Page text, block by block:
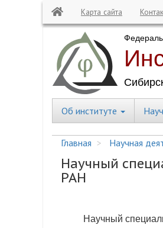
Карта сайта
Central
Об институте
Главная Научная
Научный
РАН
Научный